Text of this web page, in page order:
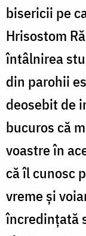
bisericii pe
Hrisostom
întâlnirea
din parohii
deosebit de
bucuros că
voastre în
că îl cunosc
vreme şi
încredinţată